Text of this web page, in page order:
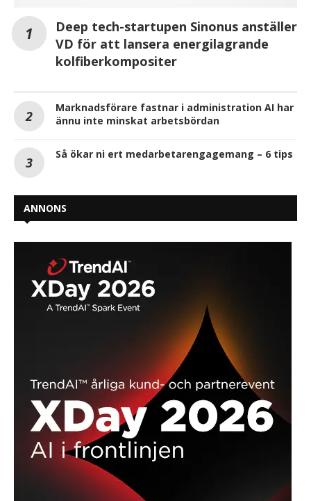
Deep tech-startupen Sinonus anställer
VD för att lansera energilagrande
kolfiberkompositer
Marknadsförare fastnar i administration AI har
ännu inte minskat arbetsbördan
Så ökar ni ert medarbetarengagemang – 6 tips
ANNONS